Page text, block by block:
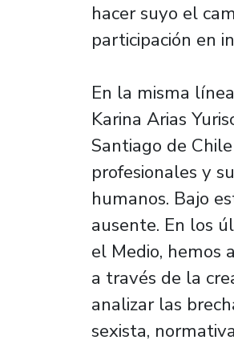
hacer suyo el
participación en
En la misma
Karina Arias
Santiago de
profesionales y
humanos. Bajo
ausente. En los
el Medio, hemos
a través de la
analizar las
sexista,